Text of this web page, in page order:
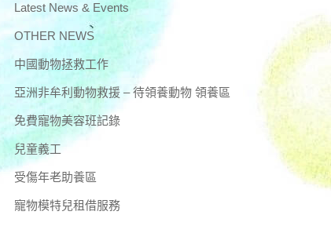
Latest News & Events
OTHER NEWS
中國動物拯救工作
亞洲非牟利動物救援 – 待領養動物 領養區
免費寵物美容班記錄
兒童義工
受傷年老助養區
寵物模特兒租借服務